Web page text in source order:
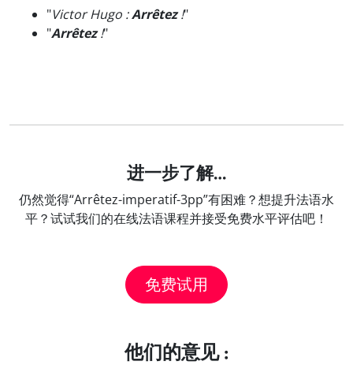
"Victor Hugo :Arrêtez!"
"Arrêtez!"
进一步了解…
仍然觉得“Arrêtez-imperatif-3pp”有困难？想提升法语水
平？试试我们的在线法语课程并接受免费水平评估吧！
免费试用
他们的意见 :